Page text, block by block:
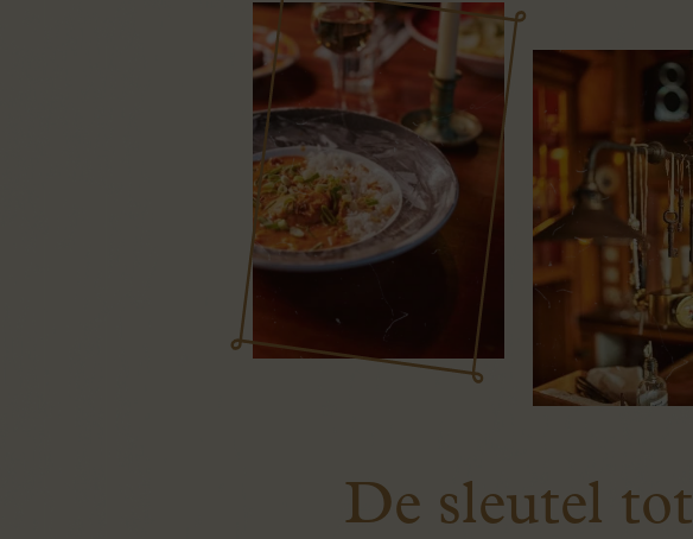
De sleutel tot